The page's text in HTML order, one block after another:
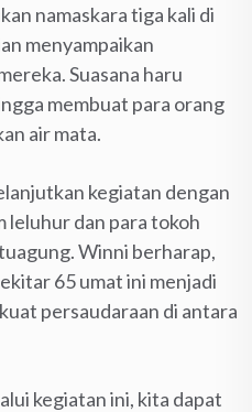
namaskara tiga kali di
menyampaikan
Suasana haru
membuat para orang
air mata.
kegiatan dengan
leluhur dan para tokoh
Winni berharap,
65 umat ini menjadi
persaudaraan di antara
kegiatan ini, kita dapat